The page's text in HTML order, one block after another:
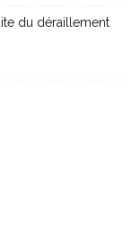
du déraillement